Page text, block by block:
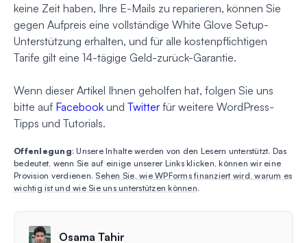
keine Zeit haben, Ihre E-Mails zu reparieren, können Sie
gegen Aufpreis eine vollständige White Glove Setup-
Unterstützung erhalten, und für alle kostenpflichtigen
Tarife gilt eine 14-tägige Geld-zurück-Garantie.
Wenn dieser Artikel Ihnen geholfen hat, folgen Sie uns
bitte auf Facebook und Twitter für weitere WordPress-
Tipps und Tutorials.
Offenlegung: Unsere Inhalte werden von den Lesern unterstützt. Das
bedeutet, wenn Sie auf einige unserer Links klicken, können wir eine
Provision verdienen.Sehen Sie, wie WPForms finanziert wird, warum es
wichtig ist und wie Sie uns unterstützen können.
Osama Tahir